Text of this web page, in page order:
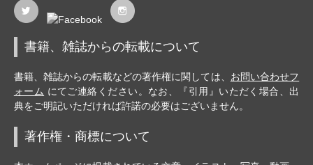
書籍、雑誌からの転載について
書籍、雑誌からの転載などの著作権に関しては、 お問い合わせフ
ォーム にてご連絡ください。なお、『引用』いただく場合、出
典をご明記いただければ許諾の必要はございません。
著作権・商標について